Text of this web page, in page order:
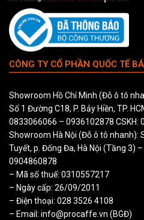
CÔNG TY CỔ PHẦN QUỐC TẾ
Showroom Hồ Chí Minh (Đỗ ô tô
Số 1 Đường C18, P. Bảy Hiền, TP.
0833066066 – 0936102878 CSKH:
Showroom Hà Nội (Đỗ ô tô nhanh):
Tuyết, p. Đống Đa, Hà Nội (Tầng 3)
0904860878
– Mã số thuế: 0310557217
– Ngày cấp: 26/09/2011
– Điện thoại: 028 3526 4108
– Email: info@procaffe.vn (BGĐ)